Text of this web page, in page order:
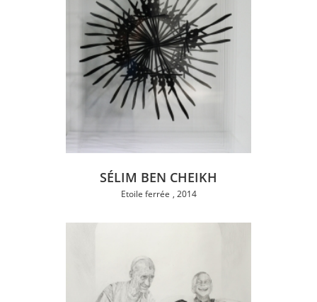
SÉLIM BEN CHEIKH
Etoile ferrée 2014